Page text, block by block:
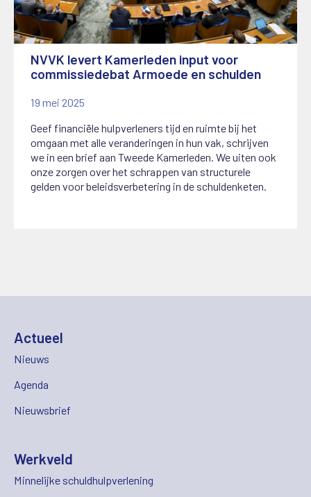
NVVK levert Kamerleden input voor
commissiedebat Armoede en schulden
19 mei 2025
Geef financiële hulpverleners tijd en ruimte bij het
omgaan met alle veranderingen in hun vak, schrijven
we in een brief aan Tweede Kamerleden. We uiten ook
onze zorgen over het schrappen van structurele
gelden voor beleidsverbetering in de schuldenketen.
Actueel
Nieuws
Agenda
Nieuwsbrief
Werkveld
Minnelijke schuldhulpverlening